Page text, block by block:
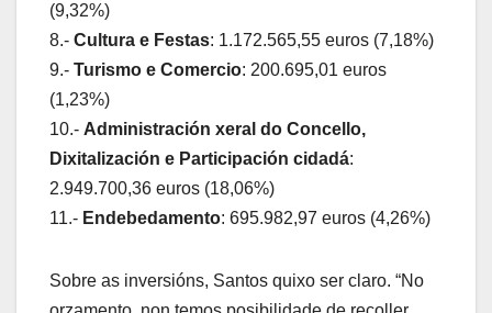
(9,32%)
8.- Cultura e Festas: 1.172.565,55 euros (7,18%)
9.- Turismo e Comercio: 200.695,01 euros
(1,23%)
10.- Administración xeral do Concello,
Dixitalización e Participación cidadá:
2.949.700,36 euros (18,06%)
11.- Endebedamento: 695.982,97 euros (4,26%)
Sobre as inversións, Santos quixo ser claro. “No